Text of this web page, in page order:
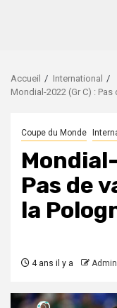
Accueil
International
Mondial-2022 (Gr C) :
Coupe du Monde
Pas de
la
4 ans il y a Admin